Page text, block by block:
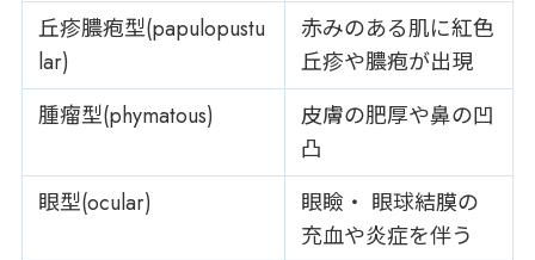
丘疹膿疱型(papulopustu
lar)
赤みのある肌に紅色
丘疹や膿疱が出現
腫瘤型(phymatous)
皮膚の肥厚や鼻の凹
凸
眼型(ocular)
眼瞼・ 眼球結膜の
充血や炎症を伴う